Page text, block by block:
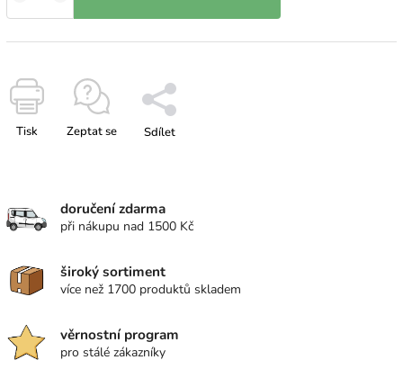
Tisk Zeptat se Sdílet
doručení zdarma
při nákupu nad 1500 Kč
široký sortiment
více než 1700 produktů skladem
věrnostní program
pro stálé zákazníky